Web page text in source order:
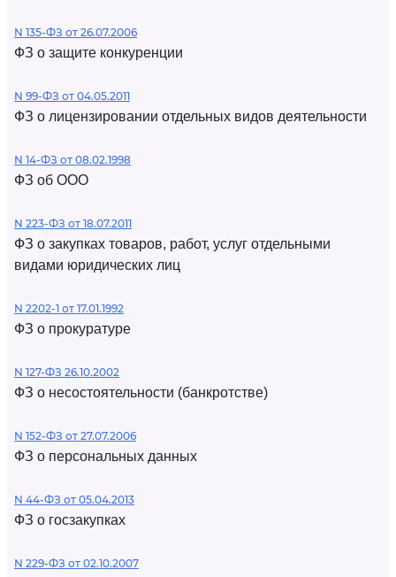
N 135-ФЗ от 26.07.2006
ФЗ о защите конкуренции
N 99-ФЗ от 04.05.2011
ФЗ о лицензировании отдельных видов деятельности
N 14-ФЗ от 08.02.1998
ФЗ об ООО
N 223-ФЗ от 18.07.2011
ФЗ о закупках товаров, работ, услуг отдельными
видами юридических лиц
N 2202-1 от 17.01.1992
ФЗ о прокуратуре
N 127-ФЗ 26.10.2002
ФЗ о несостоятельности (банкротстве)
N 152-ФЗ от 27.07.2006
ФЗ о персональных данных
N 44-ФЗ от 05.04.2013
ФЗ о госзакупках
N 229-ФЗ от 02.10.2007